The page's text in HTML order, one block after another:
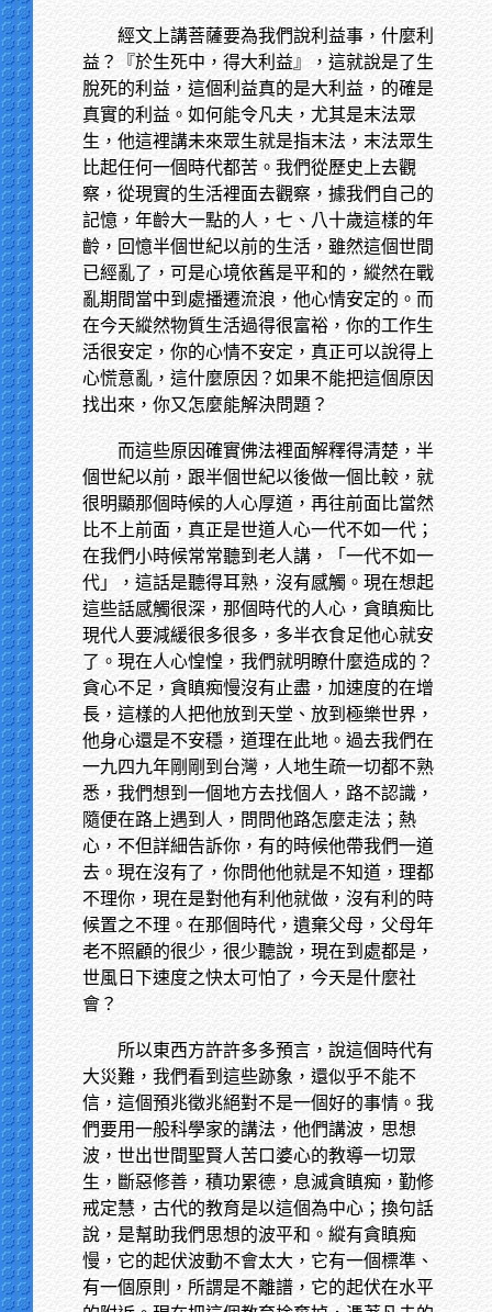
經文上講菩薩要為我們說利益事，什麼利
益？『於生死中，得大利益』，這就說是了生
脫死的利益，這個利益真的是大利益，的確是
真實的利益。如何能令凡夫，尤其是末法眾
生，他這裡講未來眾生就是指末法，末法眾生
比起任何一個時代都苦。我們從歷史上去觀
察，從現實的生活裡面去觀察，據我們自己的
記憶，年齡大一點的人，七、八十歲這樣的年
齡，回憶半個世紀以前的生活，雖然這個世間
已經亂了，可是心境依舊是平和的，縱然在戰
亂期間當中到處播遷流浪，他心情安定的。而
在今天縱然物質生活過得很富裕，你的工作生
活很安定，你的心情不安定，真正可以說得上
心慌意亂，這什麼原因？如果不能把這個原因
找出來，你又怎麼能解決問題？
而這些原因確實佛法裡面解釋得清楚，半
個世紀以前，跟半個世紀以後做一個比較，就
很明顯那個時候的人心厚道，再往前面比當然
比不上前面，真正是世道人心一代不如一代；
在我們小時候常常聽到老人講，「一代不如一
代」，這話是聽得耳熟，沒有感觸。現在想起
這些話感觸很深，那個時代的人心，貪瞋痴比
現代人要減緩很多很多，多半衣食足他心就安
了。現在人心惶惶，我們就明瞭什麼造成的？
貪心不足，貪瞋痴慢沒有止盡，加速度的在增
長，這樣的人把他放到天堂、放到極樂世界，
他身心還是不安穩，道理在此地。過去我們在
一九四九年剛剛到台灣，人地生疏一切都不熟
悉，我們想到一個地方去找個人，路不認識，
隨便在路上遇到人，問問他路怎麼走法；熱
心，不但詳細告訴你，有的時候他帶我們一道
去。現在沒有了，你問他他就是不知道，理都
不理你，現在是對他有利他就做，沒有利的時
候置之不理。在那個時代，遺棄父母，父母年
老不照顧的很少，很少聽說，現在到處都是，
世風日下速度之快太可怕了，今天是什麼社
會？
所以東西方許許多多預言，說這個時代有
大災難，我們看到這些跡象，還似乎不能不
信，這個預兆徵兆絕對不是一個好的事情。我
們要用一般科學家的講法，他們講波，思想
波，世出世間聖賢人苦口婆心的教導一切眾
生，斷惡修善，積功累德，息滅貪瞋痴，勤修
戒定慧，古代的教育是以這個為中心；換句話
說，是幫助我們思想的波平和。縱有貪瞋痴
慢，它的起伏波動不會太大，它有一個標準、
有一個原則，所謂是不離譜，它的起伏在水平